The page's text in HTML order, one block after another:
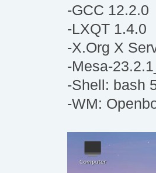
-GCC 12.2.0
-LXQT 1.4.0
-X.Org X
-Mesa-
-Shell: bash
-WM: